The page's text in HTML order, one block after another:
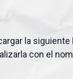
la siguiente
con el